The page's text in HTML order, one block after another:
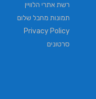
רשת אתרי הלוויין
תמונות מחבל שלום
Privacy Policy
סרטונים